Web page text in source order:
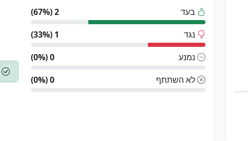
בעד
2 (67%)
נגד
1 (33%)
נמנע
0 (0%)
לא השתתף
0 (0%)